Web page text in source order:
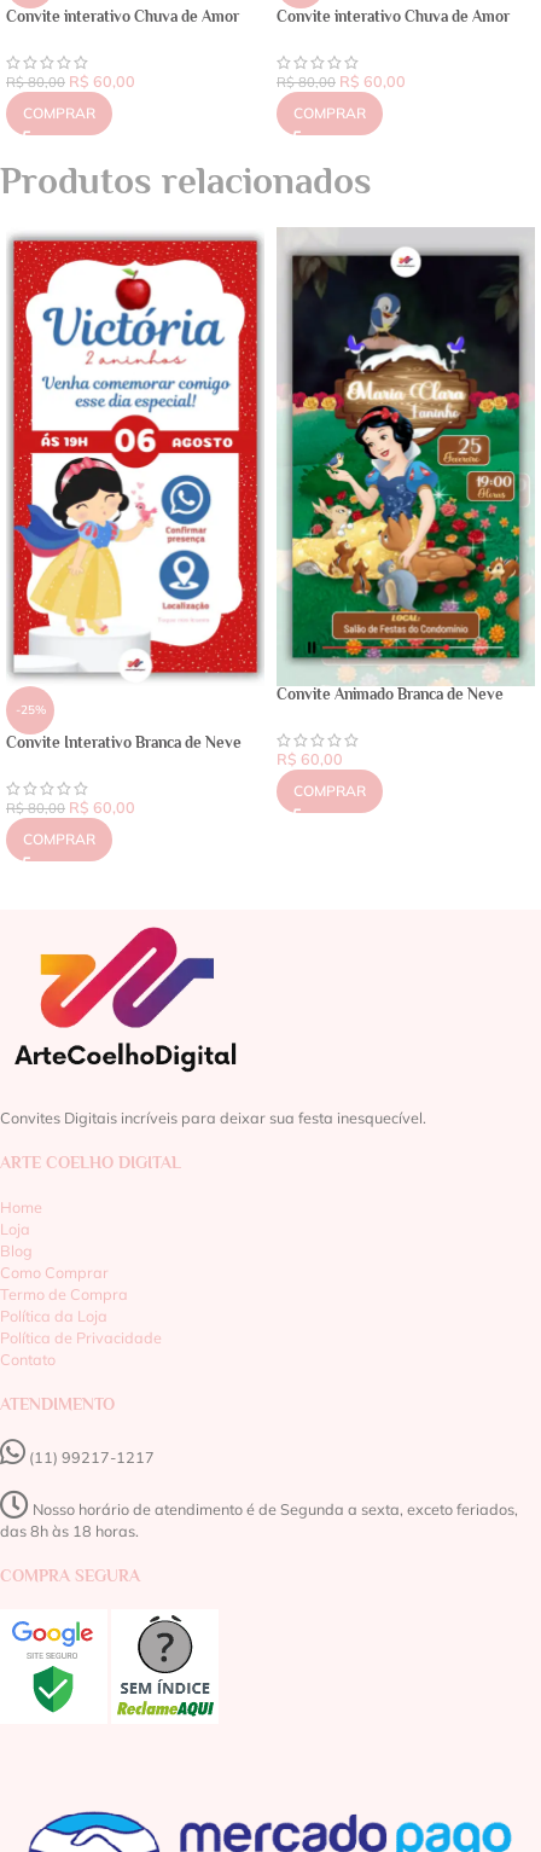
Convite interativo Chuva de Amor
R$80,00 R$ 60,00
COMPRAR
Convite interativo Chuva de Amor
R$80,00 R$ 60,00
COMPRAR
Produtos relacionados
-25%
Convite Interativo Branca de Neve
R$80,00 R$ 60,00
COMPRAR
Convite Animado Branca de Neve
R$ 60,00
COMPRAR
Convites Digitais incríveis para deixar sua festa inesquecível.
ARTE COELHO DIGITAL
Home
Loja
Blog
Como Comprar
Termo de Compra
Política da Loja
Política de Privacidade
Contato
ATENDIMENTO
(11) 99217-1217‬
Nosso horário de atendimento é de Segunda a sexta, exceto feriados,
das 8h às 18 horas.
COMPRA SEGURA